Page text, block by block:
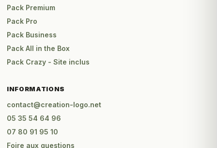
Pack Premium
Pack Pro
Pack Business
Pack All in the Box
Pack Crazy - Site inclus
INFORMATIONS
contact@creation-logo.net
05 35 54 64 96
07 80 91 95 10
Foire aux questions